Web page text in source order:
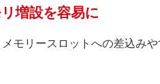
増設を容易に
モリースロットへの差込み